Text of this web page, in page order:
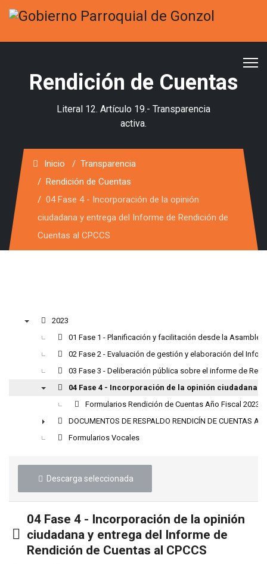
Rendición de Cuentas
Literal 12. Artículo 19.- Transparencia
activa.
Inicio
Transparencia
Rendición de Cuentas
04 Fase 4 - Incorporación de la opinión
ciudadana y entrega del Informe de Rendición de
Cuentas al CPCCS
2023
01 Fase 1 - Planificación y facilitación desde la Asamblea
02 Fase 2 - Evaluación de gestión y elaboración del
03 Fase 3 - Deliberación pública sobre el informe de
04 Fase 4 - Incorporación de la opinión ciudadana
Formularios Rendición de Cuentas Año Fiscal 2023
►
DOCUMENTOS DE RESPALDO RENDICÍN DE CUENTAS
Formularios Vocales
Descarga seleccionada
Carpeta
04 Fase 4 - Incorporación de la opinión
ciudadana y entrega del Informe de
Rendición de Cuentas al CPCCS